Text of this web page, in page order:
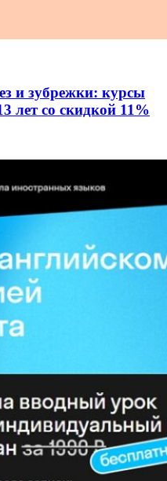
и зубрежки: курсы
лет со скидкой 11%